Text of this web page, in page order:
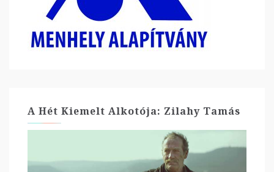
A Hét Kiemelt Alkotója: Zilahy Tamás